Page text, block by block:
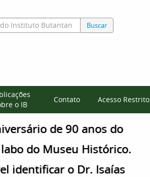
Buscar
o IB
Contato Acesso Restrito
de 90 anos do
do Museu Histórico.
identificar o Dr. Isaías